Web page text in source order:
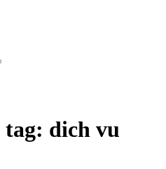
dich vu